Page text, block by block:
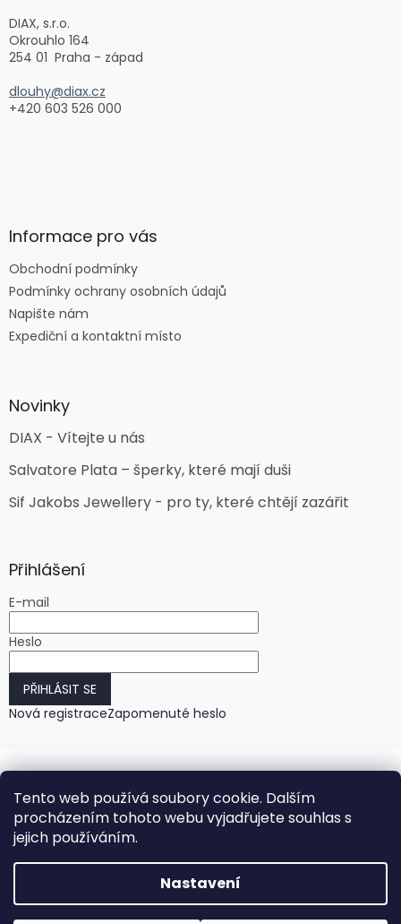
Tento web používá soubory cookie. Dalším
procházením tohoto webu vyjadřujete souhlas s
jejich používáním.
Nastavení
DIAX, s.r.o.
Okrouhlo 164
254 01 Praha - západ
dlouhy@diax.cz
+420 603 526 000
Informace pro vás
Obchodní podmínky
Podmínky ochrany osobních údajů
Napište nám
Expediční a kontaktní místo
Novinky
DIAX - Vítejte u nás
Salvatore Plata – šperky, které mají duši
Sif Jakobs Jewellery - pro ty, které chtějí zazářit
Přihlášení
E-mail
Heslo
PŘIHLÁSIT SE
Nová registraceZapomenuté heslo
Vytvořil Shoptet